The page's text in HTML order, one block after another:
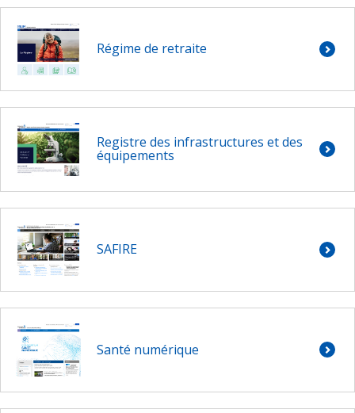
Régime de retraite
Registre des infrastructures et des
équipements
SAFIRE
Santé numérique